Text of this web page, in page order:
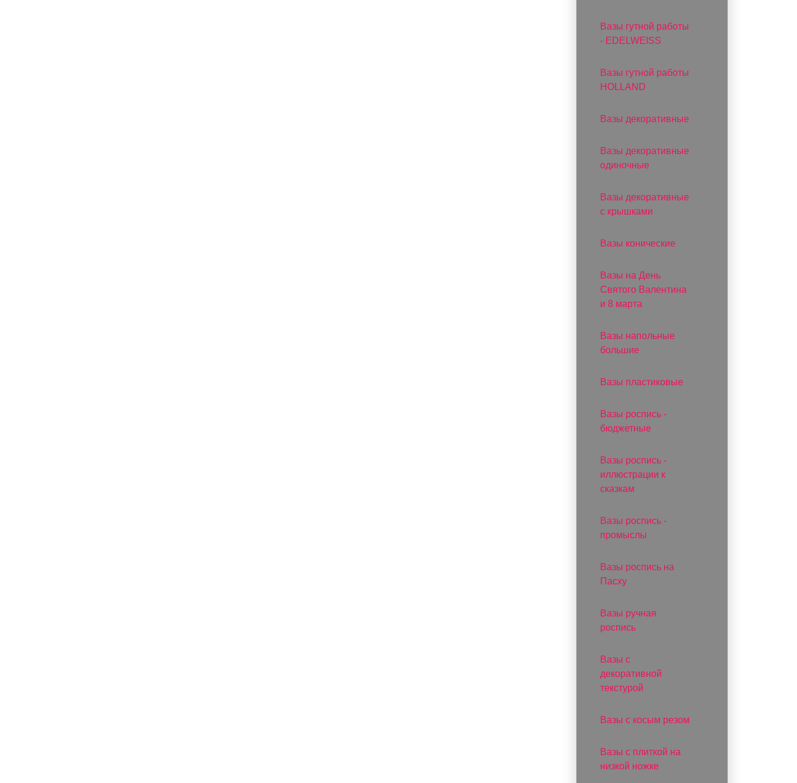
Вазы гутной работы
- EDELWEISS
Вазы гутной работы
HOLLAND
Вазы декоративные
Вазы декоративные
одиночные
Вазы декоративные
с крышками
Вазы конические
Вазы на День
Святого Валентина
и 8 марта
Вазы напольные
большие
Вазы пластиковые
Вазы роспись -
бюджетные
Вазы роспись -
иллюстрации к
сказкам
Вазы роспись -
промыслы
Вазы роспись на
Пасху
Вазы ручная
роспись
Вазы с
декоративной
текстурой
Вазы с косым резом
Вазы с плиткой на
низкой ножке